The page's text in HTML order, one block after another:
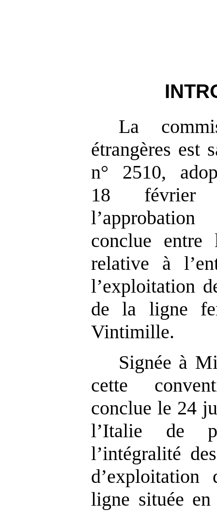
La
étrangères est
n° 2510,
18 février
conclue
relative à
l’exploitation
de la ligne
Vintimille.
Signée à
cette
conclue le 24
l’Italie de
l’intégralité
ligne située